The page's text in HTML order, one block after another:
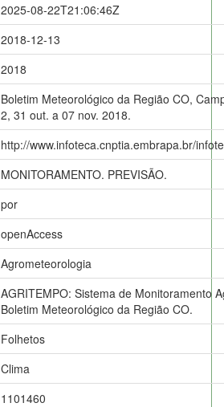
2025-08-22T21:06:46Z
2018-12-13
2018
Boletim Meteorológico da Região CO,
2, 31 out. a 07 nov. 2018.
http://www.infoteca.cnptia.embrapa.br/
MONITORAMENTO. PREVISÃO.
por
openAccess
Agrometeorologia
AGRITEMPO: Sistema de Monitoramento
Boletim Meteorológico da Região CO.
Folhetos
Clima
1101460